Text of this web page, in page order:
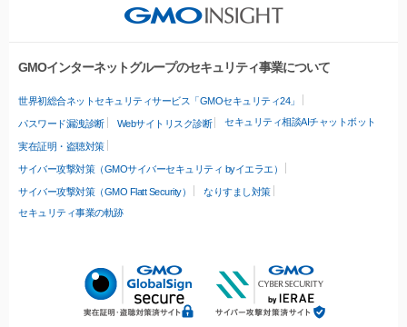
GMOインターネットグループのセキュリティ事業について
世界初総合ネットセキュリティサービス「GMOセキュリティ24」
パスワード漏洩診断 Webサイトリスク診断 セキュリティ相談AIチャットボット
実在証明・盗聴対策
サイバー攻撃対策（GMOサイバーセキュリティ byイエラエ）
サイバー攻撃対策（GMO Flatt Security）
なりすまし対策
セキュリティ事業の軌跡